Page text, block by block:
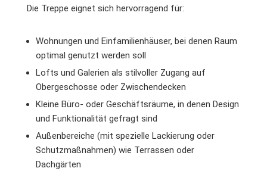
Die Treppe eignet sich hervorragend für:
Wohnungen und Einfamilienhäuser, bei denen Raum
optimal genutzt werden soll
Lofts und Galerien als stilvoller Zugang auf
Obergeschosse oder Zwischendecken
Kleine Büro- oder Geschäftsräume, in denen Design
und Funktionalität gefragt sind
Außenbereiche (mit spezielle Lackierung oder
Schutzmaßnahmen) wie Terrassen oder
Dachgärten